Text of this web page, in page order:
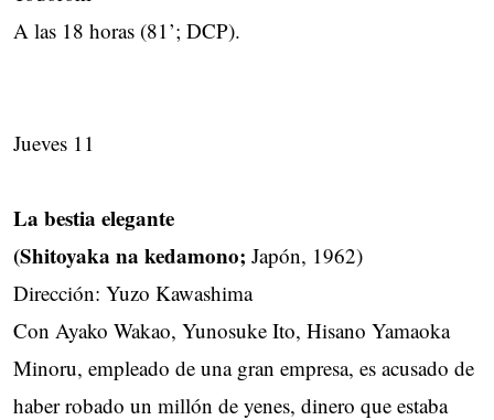
A las 18 horas (81’; DCP).
Jueves 11
La bestia elegante
(Shitoyaka na kedamono; Japón, 1962)
Dirección: Yuzo Kawashima
Con Ayako Wakao, Yunosuke Ito, Hisano Yamaoka
Minoru, empleado de una gran empresa, es acusado de
haber robado un millón de yenes, dinero que estaba